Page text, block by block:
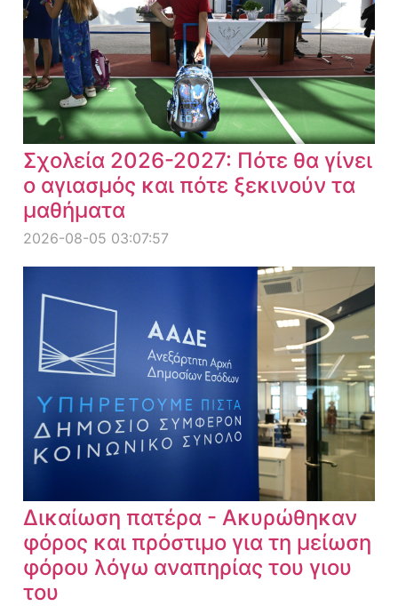
Σχολεία 2026-2027: Πότε θα γίνει
ο αγιασμός και πότε ξεκινούν τα
μαθήματα
2026-08-05 03:07:57
Δικαίωση πατέρα - Ακυρώθηκαν
φόρος και πρόστιμο για τη μείωση
φόρου λόγω αναπηρίας του γιου
του